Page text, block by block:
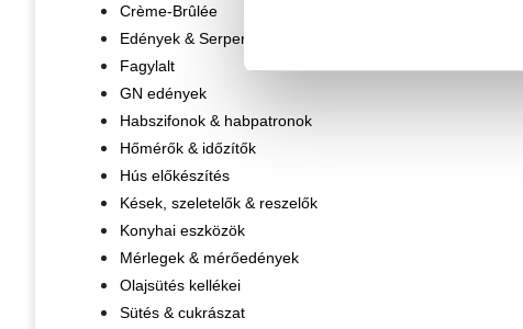
Crème-Brûlée
Edények & Serpenyők
Fagylalt
GN edények
Habszifonok & habpatronok
Hőmérők & időzítők
Hús előkészítés
Kések, szeletelők & reszelők
Konyhai eszközök
Mérlegek & mérőedények
Olajsütés kellékei
Sütés & cukrászat